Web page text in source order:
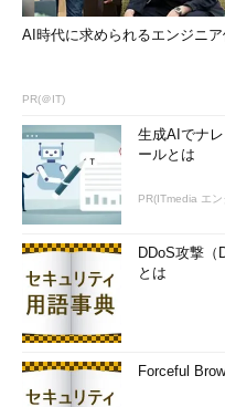
AI時代に求められるエンジニ
PR(＠IT)
生成AIでナ
ールとは
PR(ITmedia エ
DDoS攻撃（
とは
Forceful